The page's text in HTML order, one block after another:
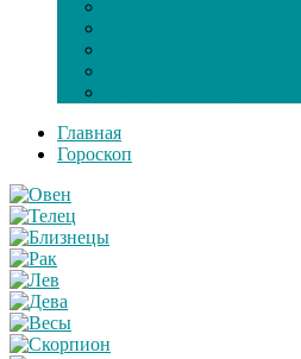
Главная
Гороскоп